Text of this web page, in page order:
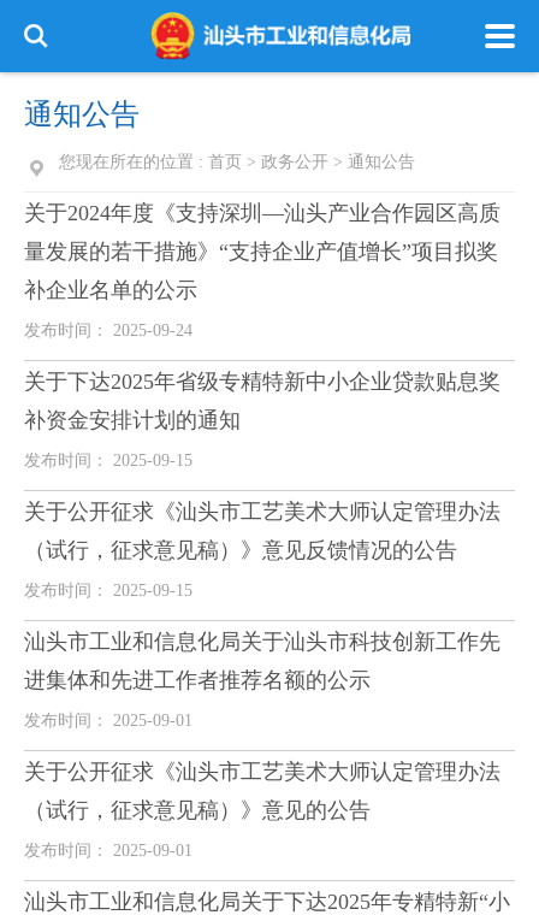
通知公告
您现在所在的位置 : 首页 > 政务公开 > 通知公告
关于2024年度《支持深圳—汕头产业合作园区高质
量发展的若干措施》“支持企业产值增长”项目拟奖
补企业名单的公示
发布时间： 2025-09-24
关于下达2025年省级专精特新中小企业贷款贴息奖
补资金安排计划的通知
发布时间： 2025-09-15
关于公开征求《汕头市工艺美术大师认定管理办法
（试行，征求意见稿）》意见反馈情况的公告
发布时间： 2025-09-15
汕头市工业和信息化局关于汕头市科技创新工作先
进集体和先进工作者推荐名额的公示
发布时间： 2025-09-01
关于公开征求《汕头市工艺美术大师认定管理办法
（试行，征求意见稿）》意见的公告
发布时间： 2025-09-01
汕头市工业和信息化局关于下达2025年专精特新“小